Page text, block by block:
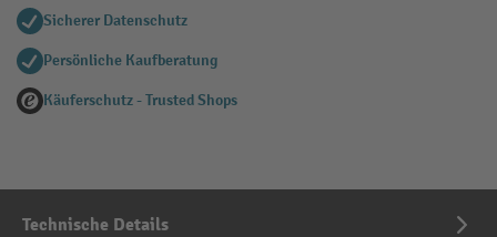
Sicherer Datenschutz
Persönliche Kaufberatung
Käuferschutz - Trusted Shops
Technische Details